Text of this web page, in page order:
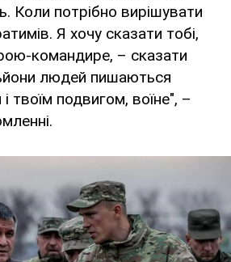
Коли потрібно вирішувати
Я хочу сказати тобі,
командире, – сказати
людей пишаються
твоїм подвигом, воїне", –